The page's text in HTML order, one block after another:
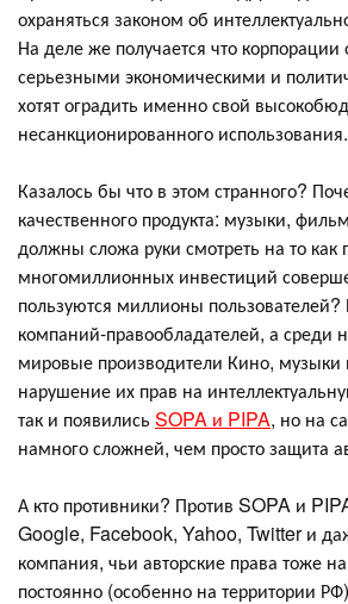
охраняться законом об
На деле же получается что
серьезными экономическими и
хотят оградить именно свой
несанкционированного использования.
Казалось бы что в этом странного?
качественного продукта: музыки,
должны сложа руки смотреть на то как
многомиллионных инвестиций
пользуются миллионы
компаний-правообладателей, а среди
мировые производители Кино, музыки
нарушение их прав на
так и появились SOPA и PIPA, но на
намного сложней, чем просто защита
А кто противники? Против SOPA и
Google, Facebook, Yahoo, Twitter и
компания, чьи авторские права тоже
постоянно (особенно на территории